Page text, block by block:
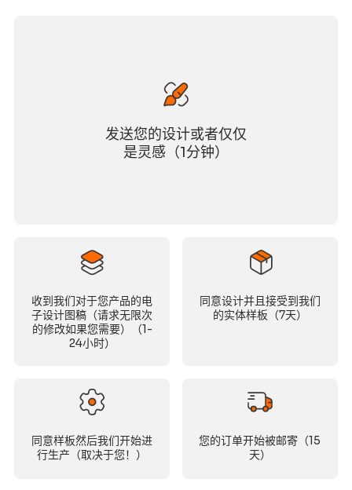
发送您的设计或者仅仅
是灵感（1分钟）
收到我们对于您产品的电
子设计图稿（请求无限次
的修改如果您需要）（1-
24小时）
同意设计并且接受到我们
的实体样板（7天）
同意样板然后我们开始进
行生产（取决于您！）
您的订单开始被邮寄（15
天）